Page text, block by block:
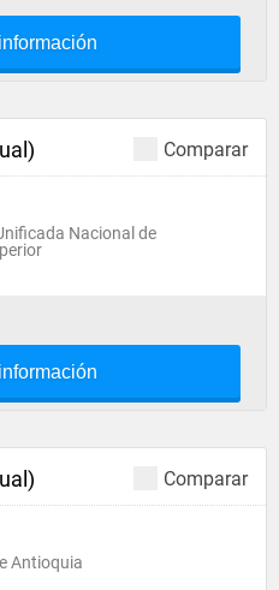
Comparar
Nacional de
Comparar
Antioquia